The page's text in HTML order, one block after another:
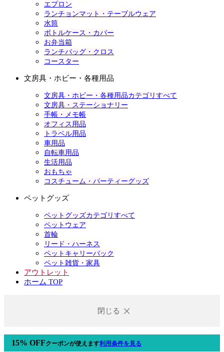
エプロン
ランチョンマット・テーブルウェア
水筒
ボトルケース・カバー
お弁当箱
ランチバッグ・クロス
コースター
文房具・ホビー・各種用品
文房具・ホビー・各種用品カテゴリすべて
文房具・ステーショナリー
手帳・メモ帳
オフィス用品
トラベル用品
車用品
自転車用品
生活用品
おもちゃ
コスチューム・パーティーグッズ
ペットグッズ
ペットグッズカテゴリすべて
ペットウェア
首輪
リード・ハーネス
ペットキャリーバック
ペット雑貨・家具
アウトレット
ホーム TOP
閉じる
15% OFFクーポンが使えます利用条件を見る